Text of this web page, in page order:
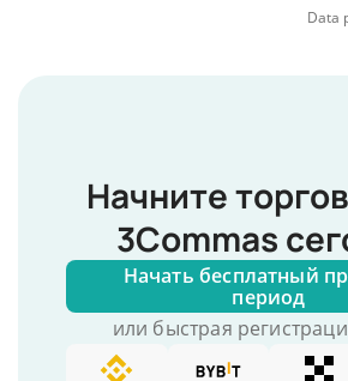
Data
Начните
3Commas
Начать бесплатный
период
или быстрая